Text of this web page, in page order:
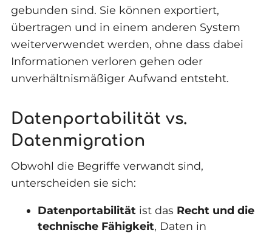
gebunden sind. Sie können exportiert,
übertragen und in einem anderen System
weiterverwendet werden, ohne dass dabei
Informationen verloren gehen oder
unverhältnismäßiger Aufwand entsteht.
Datenportabilität vs.
Datenmigration
Obwohl die Begriffe verwandt sind,
unterscheiden sie sich:
Datenportabilität ist das Recht und die
technische Fähigkeit, Daten in